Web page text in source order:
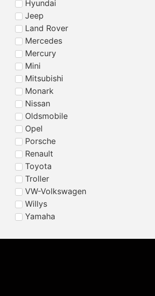
Hyundai
Jeep
Land Rover
Mercedes
Mercury
Mini
Mitsubishi
Monark
Nissan
Oldsmobile
Opel
Porsche
Renault
Toyota
Troller
VW-Volkswagen
Willys
Yamaha